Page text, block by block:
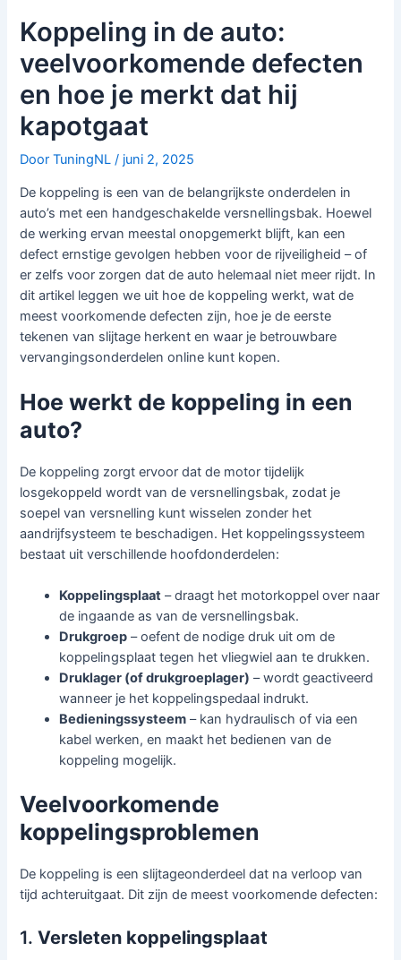
Koppeling in de auto:
veelvoorkomende defecten
en hoe je merkt dat hij
kapotgaat
DoorTuningNL/ juni 2, 2025
De koppeling is een van de belangrijkste onderdelen in
auto’s met een handgeschakelde versnellingsbak. Hoewel
de werking ervan meestal onopgemerkt blijft, kan een
defect ernstige gevolgen hebben voor de rijveiligheid – of
er zelfs voor zorgen dat de auto helemaal niet meer rijdt. In
dit artikel leggen we uit hoe de koppeling werkt, wat de
meest voorkomende defecten zijn, hoe je de eerste
tekenen van slijtage herkent en waar je betrouwbare
vervangingsonderdelen online kunt kopen.
Hoe werkt de koppeling in een
auto?
De koppeling zorgt ervoor dat de motor tijdelijk
losgekoppeld wordt van de versnellingsbak, zodat je
soepel van versnelling kunt wisselen zonder het
aandrijfsysteem te beschadigen. Het koppelingssysteem
bestaat uit verschillende hoofdonderdelen:
Koppelingsplaat – draagt het motorkoppel over naar
de ingaande as van de versnellingsbak.
Drukgroep – oefent de nodige druk uit om de
koppelingsplaat tegen het vliegwiel aan te drukken.
Druklager (of drukgroeplager) – wordt geactiveerd
wanneer je het koppelingspedaal indrukt.
Bedieningssysteem – kan hydraulisch of via een
kabel werken, en maakt het bedienen van de
koppeling mogelijk.
Veelvoorkomende
koppelingsproblemen
De koppeling is een slijtageonderdeel dat na verloop van
tijd achteruitgaat. Dit zijn de meest voorkomende defecten:
1.Versleten koppelingsplaat